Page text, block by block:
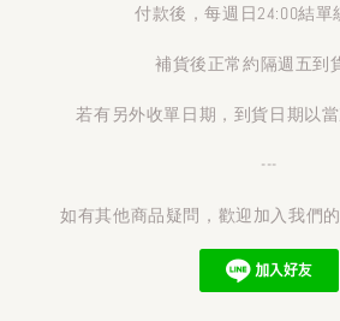
付款後，每週日24:00結單
補貨後正常約隔週五到
若有另外收單日期，到貨日期以
---
如有其他商品疑問，歡迎加入我們